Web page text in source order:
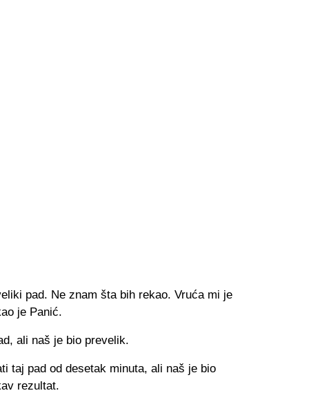
pad. Ne znam šta bih rekao. Vruća mi je
je Panić.
ali naš je bio prevelik.
taj pad od desetak minuta, ali naš je bio
rezultat.